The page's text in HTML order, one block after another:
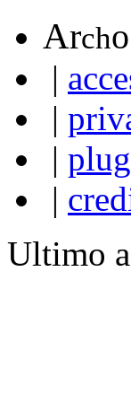
Archo
|
|
|
|
Ultimo